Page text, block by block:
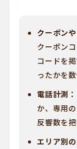
クーポン
クーポン
コードを
ったかを
電話計測：
か、専用
反響数を把
エリア別